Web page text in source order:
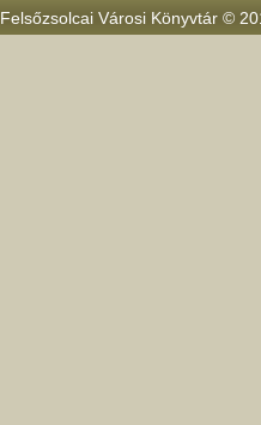
Felsőzsolcai Városi Könyvtár ©